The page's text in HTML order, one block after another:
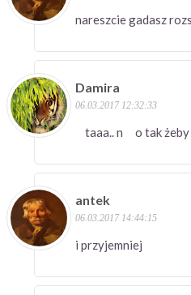
nareszcie gadasz
Damira
06.03.2017 12:32:33
taaa.. n o tak żeby
antek
06.03.2017 14:44:15
i przyjemniej